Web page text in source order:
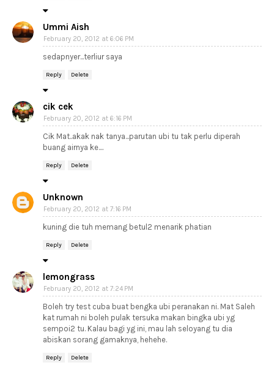
Ummi Aish
February 20, 2012 at 6:06 PM
sedapnyer...terliur saya
Reply Delete
cik cek
February 20, 2012 at 6:16 PM
Cik Mat..akak nak tanya...parutan ubi tu tak perlu diperah
buang airnya ke....
Reply Delete
Unknown
February 20, 2012 at 7:16 PM
kuning die tuh memang betul2 menarik phatian
Reply Delete
lemongrass
February 20, 2012 at 7:24 PM
Boleh try test cuba buat bengka ubi peranakan ni. Mat Saleh
kat rumah ni boleh pulak tersuka makan bingka ubi yg
sempoi2 tu. Kalau bagi yg ini, mau lah seloyang tu dia
abiskan sorang gamaknya, hehehe.
Reply Delete